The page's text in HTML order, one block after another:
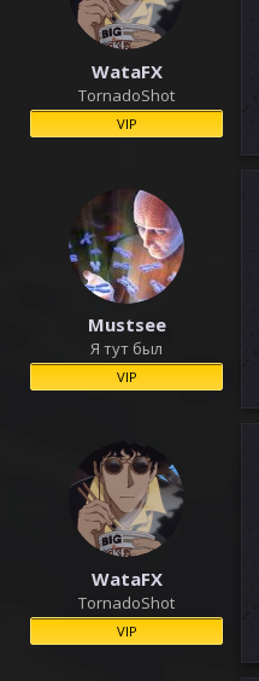
WataFX
TornadoShot
VIP
Mustsee
Я тут был
VIP
WataFX
TornadoShot
VIP